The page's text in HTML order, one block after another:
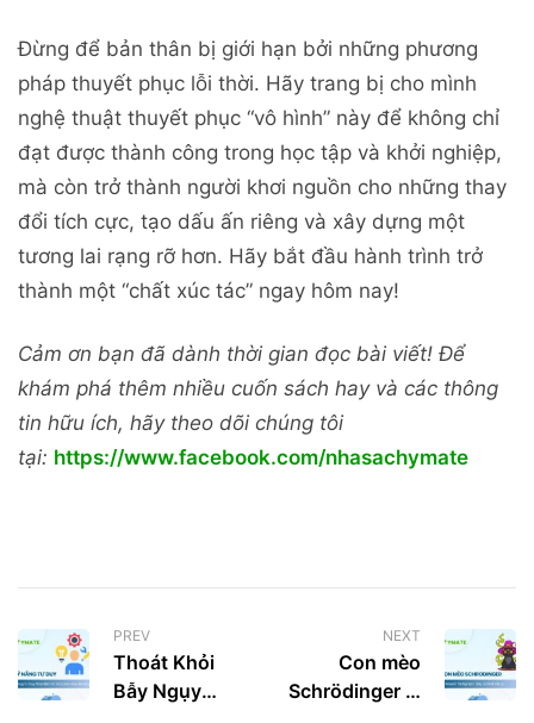
Đừng để bản thân bị giới hạn bởi những phương
pháp thuyết phục lỗi thời. Hãy trang bị cho mình
nghệ thuật thuyết phục “vô hình” này để không chỉ
đạt được thành công trong học tập và khởi nghiệp,
mà còn trở thành người khơi nguồn cho những thay
đổi tích cực, tạo dấu ấn riêng và xây dựng một
tương lai rạng rỡ hơn. Hãy bắt đầu hành trình trở
thành một “chất xúc tác” ngay hôm nay!
Cảm ơn bạn đã dành thời gian đọc bài viết! Để
khám phá thêm nhiều cuốn sách hay và các thông
tin hữu ích, hãy theo dõi chúng tôi
tại: https://www.facebook.com/nhasachymate
PREV
Thoát Khỏi
Bẫy Ngụy
NEXT
Con mèo
Schrödinger là